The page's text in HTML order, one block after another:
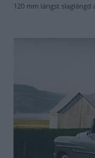
120 mm längst